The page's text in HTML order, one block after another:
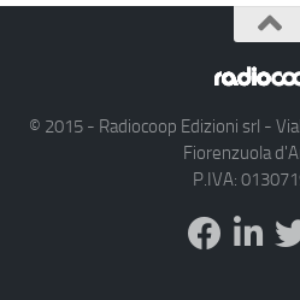
© 2015 - Radiocoop Edizioni srl -
Fiorenzuola
P.IVA: